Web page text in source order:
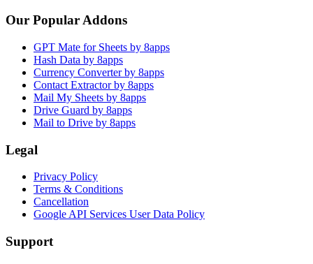
Our Popular Addons
GPT Mate for Sheets by 8apps
Hash Data by 8apps
Currency Converter by 8apps
Contact Extractor by 8apps
Mail My Sheets by 8apps
Drive Guard by 8apps
Mail to Drive by 8apps
Legal
Privacy Policy
Terms & Conditions
Cancellation
Google API Services User Data Policy
Support